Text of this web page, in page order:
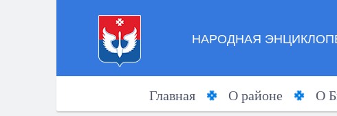
НАРОДНАЯ
Главная О районе О